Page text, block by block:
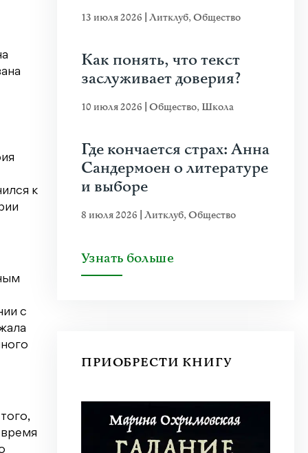
к
с
13 июля 2026 Литклуб,Общество
Как понять, что текст
заслуживает доверия?
10 июля 2026 Общество, Школа
Где кончается страх: Анна
Сандермоен о литературе
и выборе
8 июля 2026 Литклуб,Общество
Узнать больше
ПРИОБРЕСТИ КНИГУ